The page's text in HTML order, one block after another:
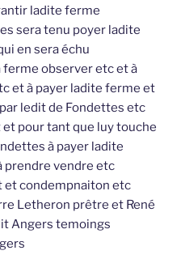
ladite ferme
sera tenu poyer ladite
en sera échu
observer etc et à
et à payer ladite ferme et
ledit de Fondettes etc
pour tant que luy touche
à payer ladite
prendre vendre etc
et condempnaiton etc
Letheron prêtre et René
Angers temoings